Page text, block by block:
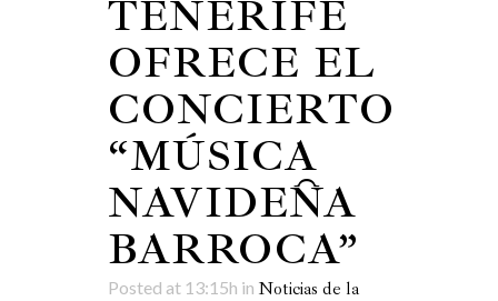
TENERIFE
OFRECE EL
CONCIERTO
“MÚSICA
NAVIDEÑA
BARROCA”
Posted at 13:15h in Noticias de la